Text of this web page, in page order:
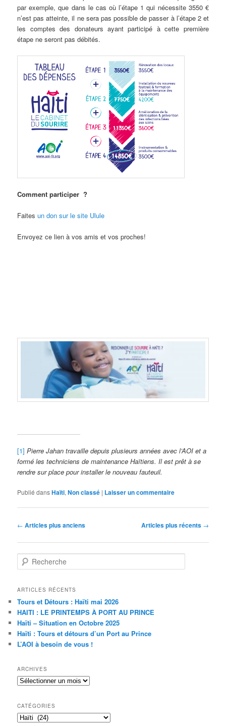
par exemple, que dans le cas où l’étape 1 qui nécessite 3550 €
n’est pas atteinte, il ne sera pas possible de passer à l’étape 2 et
les comptes des donateurs ayant participé à cette première
étape ne seront pas débités.
Comment participer ?
Faitesun don sur le site Ulule
Envoyez ce lien à vos amis et vos proches!
[1] Pierre Jahan travaille depuis plusieurs années avec l’AOI et a
formé les techniciens de maintenance Haïtiens. Il est prêt à se
rendre sur place pour installer le nouveau fauteuil.
Publié dansHaïti,Non classé | Laisser un commentaire
Navigation
articles
← Articles plus anciens Articles plus récents →
e
h
r
c
h
e
ARTICLES RÉCENTS
Tours et Détours : Haïti mai 2026
HAITI : LE PRINTEMPS À PORT AU PRINCE
Haïti – Situation en Octobre 2025
Haïti : Tours et détours d’un Port au Prince
L’AOI à besoin de vous !
ARCHIVES
Archives
CATÉGORIES
Catégories